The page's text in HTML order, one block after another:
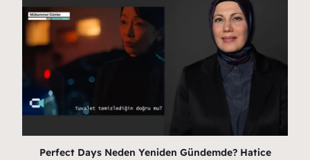
Perfect Days Neden Yeniden Gündemde? Hatice